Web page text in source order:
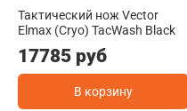
Тактический нож Vector
Elmax (Cryo) TacWash Black
17785 руб
В корзину